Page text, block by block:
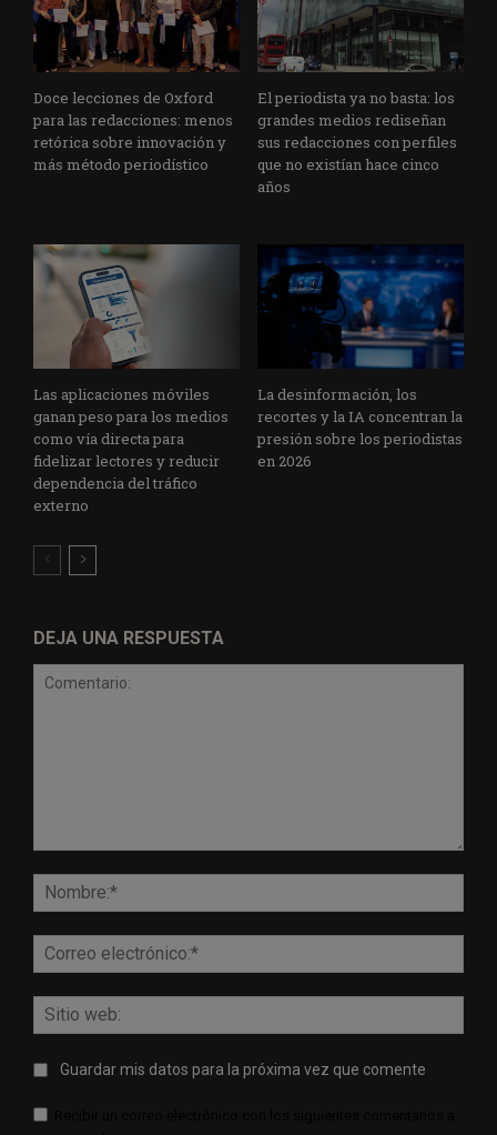
Doce lecciones de Oxford
para las redacciones: menos
retórica sobre innovación y
más método periodístico
El periodista ya no basta: los
grandes medios rediseñan
sus redacciones con perfiles
que no existían hace cinco
años
Las aplicaciones móviles
ganan peso para los medios
como vía directa para
fidelizar lectores y reducir
dependencia del tráfico
externo
La desinformación, los
recortes y la IA concentran la
presión sobre los periodistas
en 2026
DEJA UNA RESPUESTA
Guardar mis datos para la próxima vez que comente